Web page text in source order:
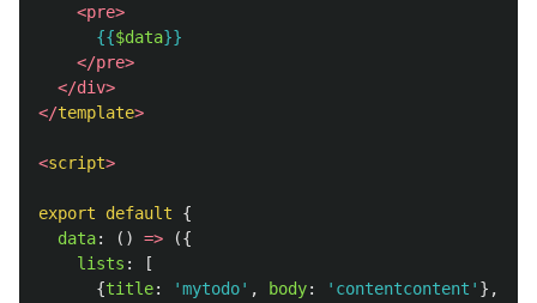
<pre>
{{$data}}
</pre>
</div>
</template>
<script>
export default
{
data: () =>
({
lists :
[
{title: 'mytodo' , body: ' contentcontent ' },